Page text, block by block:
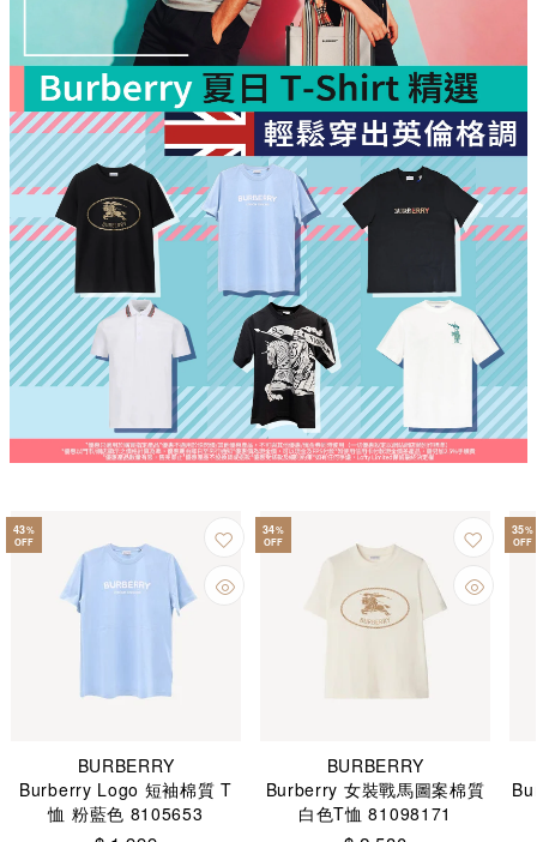
43%
OFF
BURBERRY
Burberry Logo 短袖棉質 T
恤 粉藍色 8105653
34%
OFF
BURBERRY
Burberry 女裝戰馬圖案棉質
白色T恤 81098171
35%
OFF